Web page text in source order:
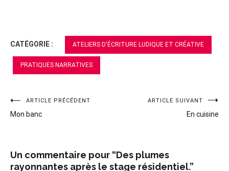
CATÉGORIE : ATELIERS D'ÉCRITURE LUDIQUE ET CRÉATIVE
PRATIQUES NARRATIVES
Navigation
ARTICLE PRÉCÉDENT
Mon banc
ARTICLE SUIVANT
En cuisine
Un commentaire pour “Des plumes
rayonnantes après le stage résidentiel.”